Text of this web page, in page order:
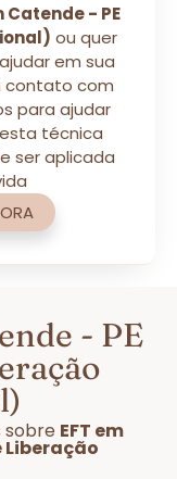
Catende - PE
ou quer
em sua
contato com
para ajudar
técnica
ser aplicada
- PE
sobre EFT em
Liberação